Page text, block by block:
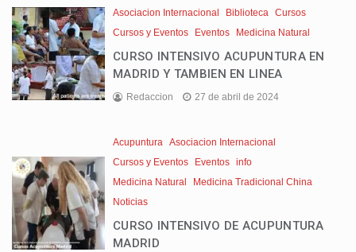
Asociacion Internacional Biblioteca Cursos
Cursos y Eventos
Eventos Medicina Natural
CURSO INTENSIVO ACUPUNTURA EN
MADRID Y TAMBIEN EN LINEA
Redaccion 27 de abril de 2024
Acupuntura Asociacion Internacional
Cursos y Eventos
Eventos info
Medicina Natural
Medicina Tradicional China
Noticias
CURSO INTENSIVO DE ACUPUNTURA
MADRID